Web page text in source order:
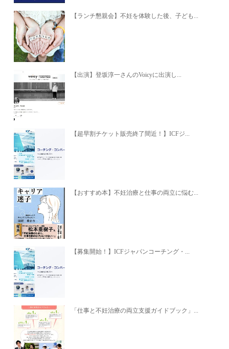
【ランチ懇親会】不妊を体験した後、子ども...
【出演】登坂淳一さんのVoicyに出演し...
【超早割チケット販売終了間近！】ICFジ...
【おすすめ本】不妊治療と仕事の両立に悩む...
【募集開始！】ICFジャパンコーチング・...
「仕事と不妊治療の両立支援ガイドブック」...